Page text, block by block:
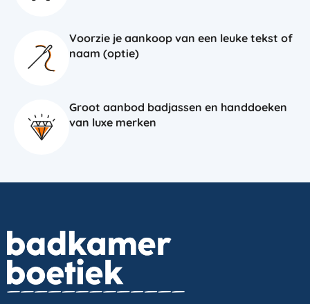
Voorzie je aankoop van een leuke tekst of
naam (optie)
Groot aanbod badjassen en handdoeken
van luxe merken